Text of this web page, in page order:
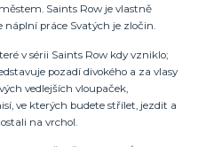
Saints Row je vlastně
práce Svatých je zločin.
v sérii Saints Row kdy vzniklo;
pozadí divokého a za vlasy
vedlejších vloupaček,
ve kterých budete střílet, jezdit a
na vrchol.